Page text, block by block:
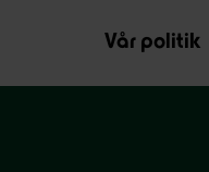
Vår politik